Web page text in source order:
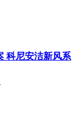
科尼安洁新风系